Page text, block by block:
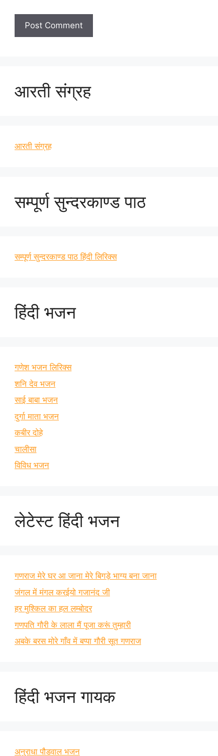
आरती संग्रह
आरती संग्रह
सम्पूर्ण सुन्दरकाण्ड पाठ
सम्पूर्ण सुन्दरकाण्ड पाठ हिंदी लिरिक्स
हिंदी भजन
गणेश भजन लिरिक्स
शनि देव भजन
साई बाबा भजन
दुर्गा माता भजन
कबीर दोहे
चालीसा
विविध भजन
लेटेस्ट हिंदी भजन
गणराज मेरे घर आ जाना मेरे बिगड़े भाग्य बना जाना
जंगल में मंगल करईयो गजानंद जी
हर मुश्किल का हल लम्बोदर
गणपति गौरी के लाला मैं पूजा करूं तुम्हारी
अबके बरस मोरे गाँव में बप्पा गौरी सूत गणराज
हिंदी भजन गायक
अनुराधा पौडवाल भजन